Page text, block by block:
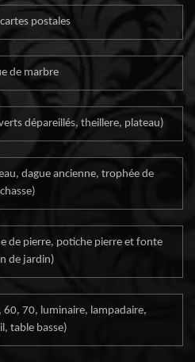
postales
de marbre
dépareillés, theillere, plateau)
dague ancienne, trophée de
chasse)
de pierre, potiche pierre et fonte
de jardin)
60, 70, luminaire, lampadaire,
table basse)